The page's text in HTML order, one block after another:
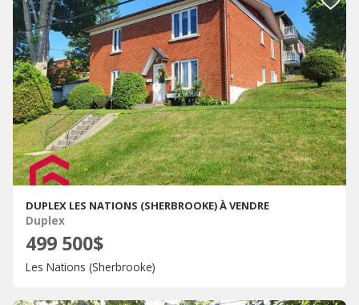
DUPLEX LES NATIONS (SHERBROOKE) À VENDRE
Duplex
499 500$
Les Nations (Sherbrooke)